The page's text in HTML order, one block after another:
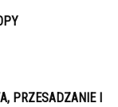
PRZESADZANIE I